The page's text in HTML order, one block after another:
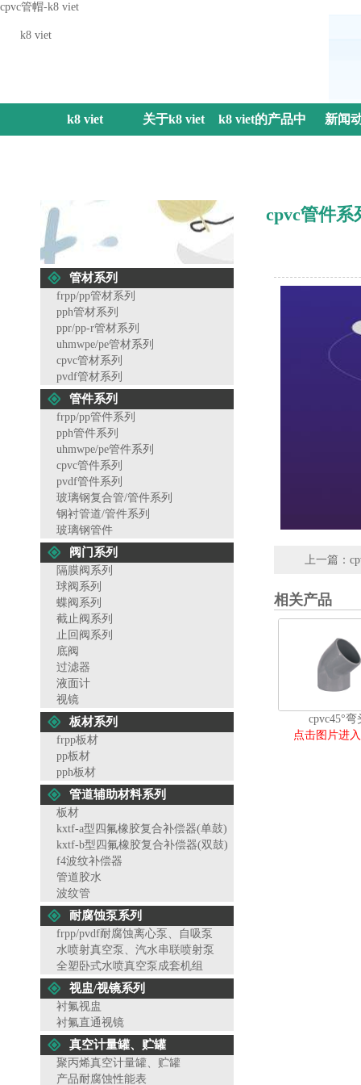
cpvc管帽-k8 viet
k8 viet
k8 viet 关于k8 viet k8 viet的产品中 新闻
管材系列
frpp/pp管材系列
pph管材系列
ppr/pp-r管材系列
uhmwpe/pe管材系列
cpvc管材系列
pvdf管材系列
管件系列
frpp/pp管件系列
pph管件系列
uhmwpe/pe管件系列
cpvc管件系列
pvdf管件系列
玻璃钢复合管/管件系列
钢衬管道/管件系列
玻璃钢管件
阀门系列
隔膜阀系列
球阀系列
蝶阀系列
截止阀系列
止回阀系列
底阀
过滤器
液面计
视镜
板材系列
frpp板材
pp板材
pph板材
管道辅助材料系列
板材
kxtf-a型四氟橡胶复合补偿器(单鼓)
kxtf-b型四氟橡胶复合补偿器(双鼓)
f4波纹补偿器
管道胶水
波纹管
耐腐蚀泵系列
frpp/pvdf耐腐蚀离心泵、自吸泵
水喷射真空泵、汽水串联喷射泵
全塑卧式水喷真空泵成套机组
视盅/视镜系列
衬氟视盅
衬氟直通视镜
真空计量罐、贮罐
聚丙烯真空计量罐、贮罐
产品耐腐蚀性能表
cpvc管件系
上一篇：
相关产品
cpvc45°弯
点击图片进